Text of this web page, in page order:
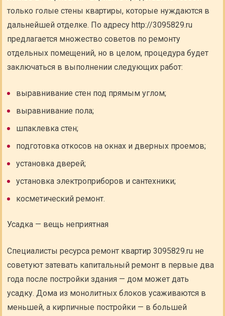
только голые стены квартиры, которые нуждаются в
дальнейшей отделке. По адресу http://3095829.ru
предлагается множество советов по ремонту
отдельных помещений, но в целом, процедура будет
заключаться в выполнении следующих работ:
выравнивание стен под прямым углом;
выравнивание пола;
шпаклевка стен;
подготовка откосов на окнах и дверных проемов;
установка дверей;
установка электроприборов и сантехники;
косметический ремонт.
Усадка — вещь неприятная
Специалисты ресурса ремонт квартир 3095829.ru не
советуют затевать капитальный ремонт в первые два
года после постройки здания — дом может дать
усадку. Дома из монолитных блоков усаживаются в
меньшей, а кирпичные постройки — в большей